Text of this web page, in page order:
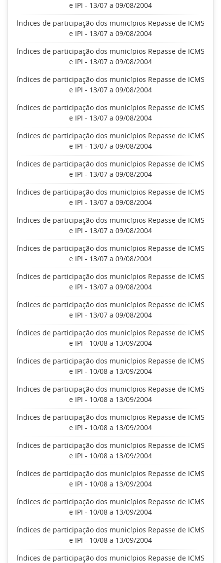
e IPI - 13/07 a 09/08/2004
Índices de participação dos municípios Repasse de ICMS
e IPI - 13/07 a 09/08/2004
Índices de participação dos municípios Repasse de ICMS
e IPI - 13/07 a 09/08/2004
Índices de participação dos municípios Repasse de ICMS
e IPI - 13/07 a 09/08/2004
Índices de participação dos municípios Repasse de ICMS
e IPI - 13/07 a 09/08/2004
Índices de participação dos municípios Repasse de ICMS
e IPI - 13/07 a 09/08/2004
Índices de participação dos municípios Repasse de ICMS
e IPI - 13/07 a 09/08/2004
Índices de participação dos municípios Repasse de ICMS
e IPI - 13/07 a 09/08/2004
Índices de participação dos municípios Repasse de ICMS
e IPI - 13/07 a 09/08/2004
Índices de participação dos municípios Repasse de ICMS
e IPI - 13/07 a 09/08/2004
Índices de participação dos municípios Repasse de ICMS
e IPI - 13/07 a 09/08/2004
Índices de participação dos municípios Repasse de ICMS
e IPI - 13/07 a 09/08/2004
Índices de participação dos municípios Repasse de ICMS
e IPI - 10/08 a 13/09/2004
Índices de participação dos municípios Repasse de ICMS
e IPI - 10/08 a 13/09/2004
Índices de participação dos municípios Repasse de ICMS
e IPI - 10/08 a 13/09/2004
Índices de participação dos municípios Repasse de ICMS
e IPI - 10/08 a 13/09/2004
Índices de participação dos municípios Repasse de ICMS
e IPI - 10/08 a 13/09/2004
Índices de participação dos municípios Repasse de ICMS
e IPI - 10/08 a 13/09/2004
Índices de participação dos municípios Repasse de ICMS
e IPI - 10/08 a 13/09/2004
Índices de participação dos municípios Repasse de ICMS
e IPI - 10/08 a 13/09/2004
Índices de participação dos municípios Repasse de ICMS